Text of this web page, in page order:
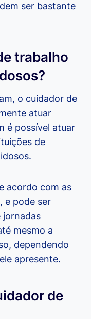
ser bastante
trabalho
o cuidador de
atuar
é possível atuar
de
acordo com as
e pode ser
jornadas
mesmo a
dependendo
apresente.
de